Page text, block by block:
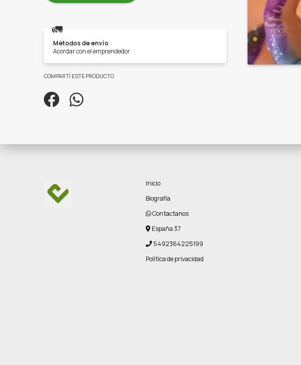
🚛
Métodos de envío
Acordar con el emprendedor
COMPARTÍ ESTE PRODUCTO
Inicio
Biografía
Contactanos
España 37
5492364225199
Política de privacidad